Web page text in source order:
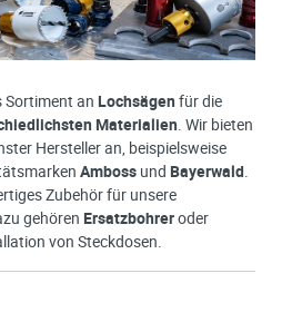
Sortiment an Lochsägen für die
Materialien. Wir bieten
Hersteller an, beispielsweise
Amboss und Bayerwald.
Zubehör für unsere
gehören Ersatzbohreroder
von Steckdosen.